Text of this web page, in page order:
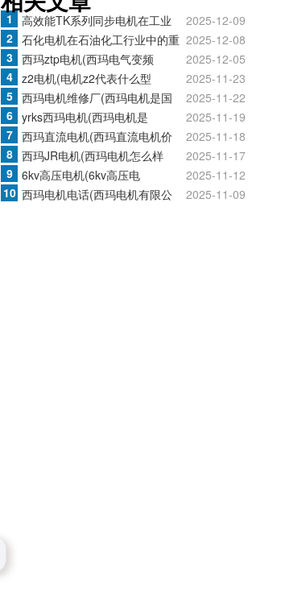
1 高效能TK系列同步电机在工业
2025-12-09
2 石化电机在石油化工行业中的重 2025-12-08
3 西玛ztp电机(西玛电气变频
2025-12-05
4 z2电机(电机z2代表什么型
2025-11-23
5 西玛电机维修厂(西玛电机是国
2025-11-22
6 yrks西玛电机(西玛电机是
2025-11-19
7 西玛直流电机(西玛直流电机价
2025-11-18
8 西玛JR电机(西玛电机怎么样
2025-11-17
9 6kv高压电机(6kv高压电
2025-11-12
10 西玛电机电话(西玛电机有限公 2025-11-09